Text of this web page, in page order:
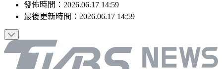
記者：陳世明
發佈時間：2026.06.17 14:59